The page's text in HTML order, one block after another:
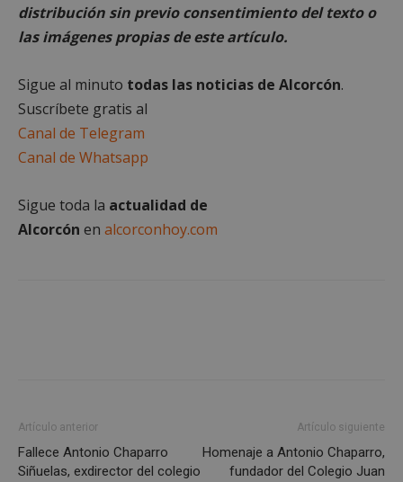
distribución sin previo consentimiento del texto o
las imágenes propias de este artículo.
Sigue al minuto todas las noticias de Alcorcón.
Suscríbete gratis al
Canal de Telegram
Canal de Whatsapp
Sigue toda la actualidad de
Alcorcón en alcorconhoy.com
Artículo anterior
Fallece Antonio Chaparro
Siñuelas, exdirector del colegio
Artículo siguiente
Homenaje a Antonio Chaparro,
fundador del Colegio Juan
Cookies de preferencias
Cookies de funcionalidad
Las cookies estrictamente necesarias permiten la
funcionalidad principal del sitio web, como el
inicio de sesión de usuario y la gestión de cuentas.
El sitio web no se puede utilizar correctamente sin
las cookies estrictamente necesarias.
PHPSESSID
Google